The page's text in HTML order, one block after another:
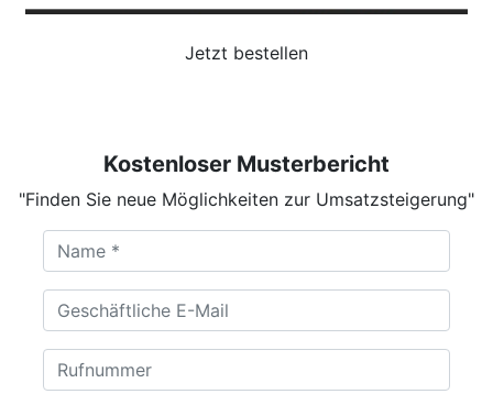
Jetzt bestellen
Kostenloser Musterbericht
"Finden Sie neue Möglichkeiten zur Umsatzsteigerung"